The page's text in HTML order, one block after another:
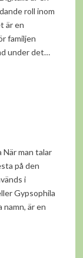
roll inom
är en
familjen
under det…
man talar
på den
i
Gypsophila
namn, är en